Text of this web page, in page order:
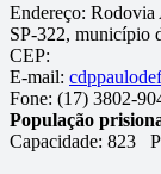
Endereço: Rodovia
SP-322, município
CEP:
E-mail:
Fone: (17) 3802-
População
Capacidade: 823